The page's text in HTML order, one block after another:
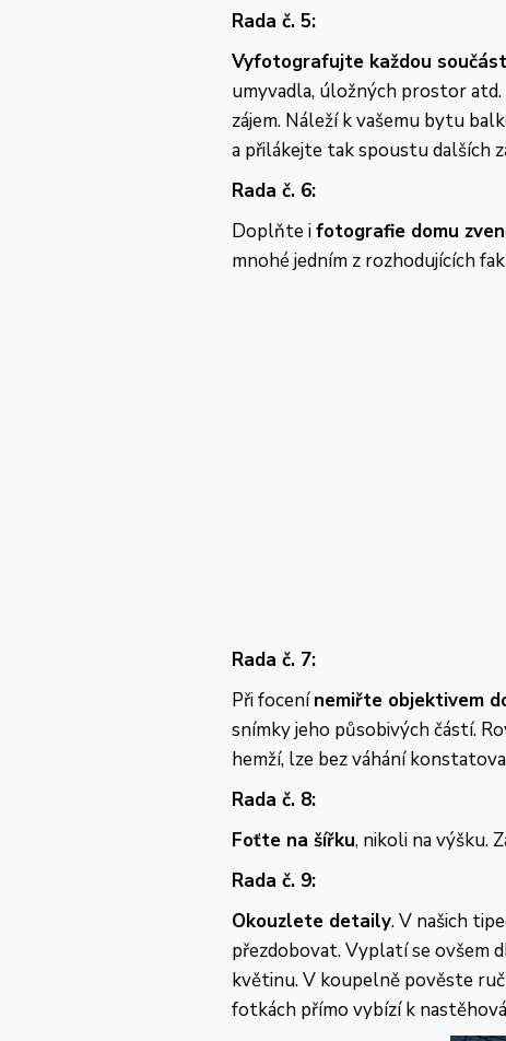
Rada č. 5:
Vyfotografujte každou
umyvadla, úložných prostor
zájem. Náleží k vašemu bytu
a přilákejte tak spoustu dalších
Rada č. 6:
Doplňte ifotografie domu
mnohé jedním z rozhodujících
Rada č. 7:
Při focenínemiřte objektivem
snímky jeho působivých částí.
hemží, lze bez váhání
Rada č. 8:
Foťte na šířku, nikoli na výšku.
Rada č. 9:
Okouzlete detaily. V našich
přezdobovat. Vyplatí se ovšem
květinu. V koupelně pověste
fotkách přímo vybízí k